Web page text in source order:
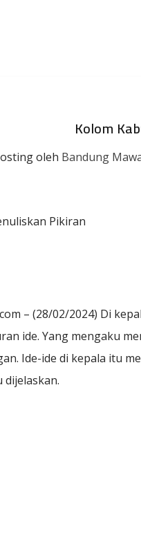
Kolom
oleh Bandung
– (28/02/2024) Di
ide. Yang mengaku
Ide-ide di kepala itu